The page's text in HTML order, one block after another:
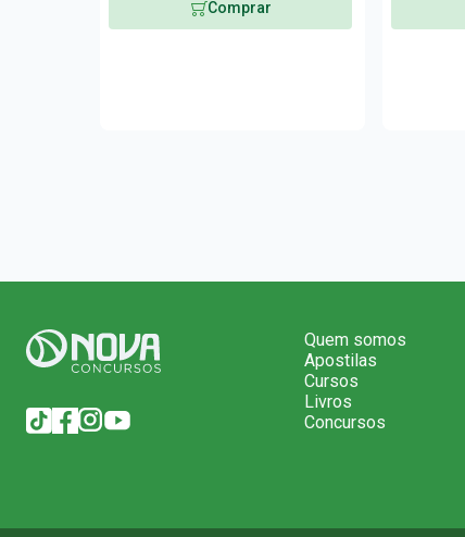
Comprar
Quem somos
Apostilas
Cursos
Livros
Concursos